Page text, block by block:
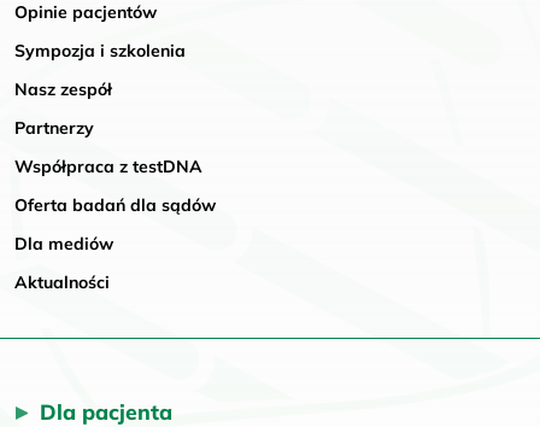
Opinie pacjentów
Sympozja i szkolenia
Nasz zespół
Partnerzy
Współpraca z testDNA
Oferta badań dla sądów
Dla mediów
Aktualności
Dla pacjenta